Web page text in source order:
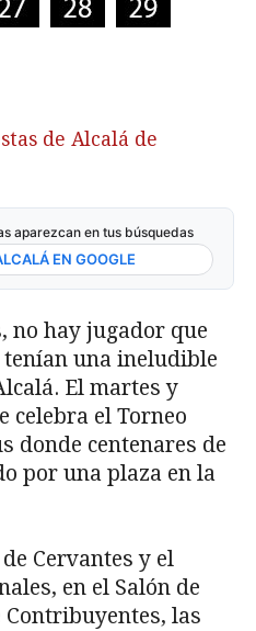
de Alcalá de
aparezcan en tus búsquedas
EN GOOGLE
no hay jugador que
una ineludible
El martes y
celebra el Torneo
donde centenares de
por una plaza en la
Cervantes y el
en el Salón de
las